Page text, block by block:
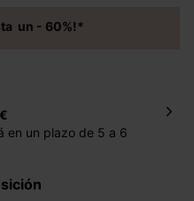
un - 60%!*
en un plazo de 5 a 6
en un plazo de 5